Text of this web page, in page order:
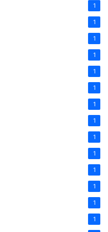
1
1
1
1
1
1
1
1
1
1
1
1
1
1